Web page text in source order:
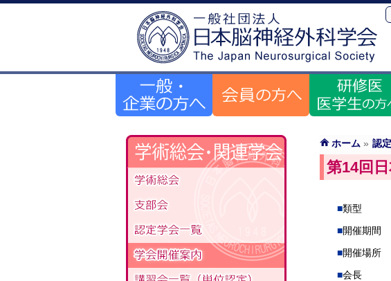
ホーム » 認
第14回
類型
開催期間
開催場所
会長